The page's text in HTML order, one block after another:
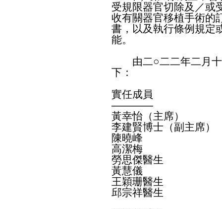
受規限器官切除及／或
收有關器官移植手術的
書，以及執行條例規定
能。
由二○二二年二月十
下：
實任成員
————
黃幸怡（主席）
李建賢博士（副主席）
陳曉峰
高潔梅
勞思傑醫生
黃慧儀
王穎珊醫生
邱宗祥醫生